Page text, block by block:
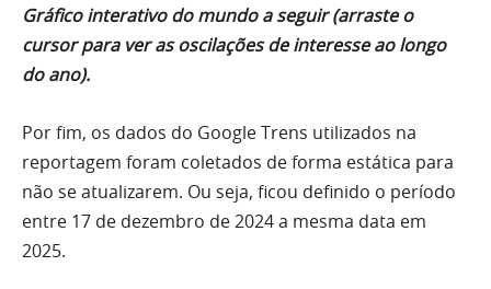
Gráfico interativo do mundo a seguir (arraste o
cursor para ver as oscilações de interesse ao longo
do ano).
Por fim, os dados do Google Trens utilizados na
reportagem foram coletados de forma estática para
não se atualizarem. Ou seja, ficou definido o período
entre 17 de dezembro de 2024 a mesma data em
2025.